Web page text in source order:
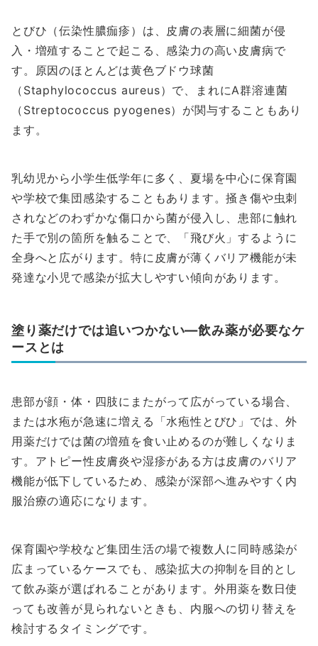
とびひ（伝染性膿痂疹）は、皮膚の表層に細菌が侵
入・増殖することで起こる、感染力の高い皮膚病で
す。原因のほとんどは黄色ブドウ球菌
（Staphylococcus aureus）で、まれにA群溶連菌
（Streptococcus pyogenes）が関与することもあり
ます。
乳幼児から小学生低学年に多く、夏場を中心に保育園
や学校で集団感染することもあります。掻き傷や虫刺
されなどのわずかな傷口から菌が侵入し、患部に触れ
た手で別の箇所を触ることで、「飛び火」するように
全身へと広がります。特に皮膚が薄くバリア機能が未
発達な小児で感染が拡大しやすい傾向があります。
塗り薬だけでは追いつかない—飲み薬が必要なケ
ースとは
患部が顔・体・四肢にまたがって広がっている場合、
または水疱が急速に増える「水疱性とびひ」では、外
用薬だけでは菌の増殖を食い止めるのが難しくなりま
す。アトピー性皮膚炎や湿疹がある方は皮膚のバリア
機能が低下しているため、感染が深部へ進みやすく内
服治療の適応になります。
保育園や学校など集団生活の場で複数人に同時感染が
広まっているケースでも、感染拡大の抑制を目的とし
て飲み薬が選ばれることがあります。外用薬を数日使
っても改善が見られないときも、内服への切り替えを
検討するタイミングです。